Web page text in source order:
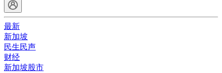
最新
新加坡
民生民声
财经
新加坡股市